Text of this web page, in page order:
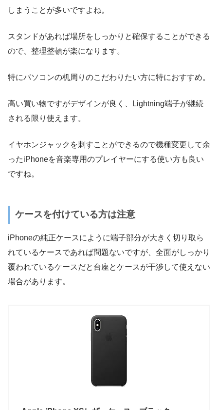
しまうことが多いですよね。
スタンドがあれば場所をしっかりと確保することができる
ので、整理整頓が楽になります。
特にパソコンの机周りのこだわりたい方に特におすすめ。
高い買い物ですがデザインが良く、Lightning端子が継続
される限り使えます。
イヤホンジャックを刺すことができるので機種変更して余
ったiPhoneを音楽専用のプレイヤーにする使い方も良い
ですね。
ケースを付けている方は注意
iPhoneの純正ケースにように端子部分が大きく切り取ら
れているケースであれば問題ないですが、全面がしっかり
覆われているケースだと台座とケースが干渉して使えない
場合があります。